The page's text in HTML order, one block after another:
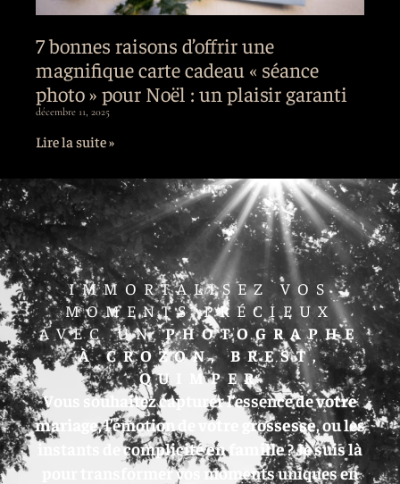
7 bonnes raisons d’offrir une
magnifique carte cadeau « séance
photo » pour Noël : un plaisir garanti
décembre 11, 2025
Lire la suite »
IMMORTALISEZ VOS
MOMENTS PRÉCIEUX
AVEC UNPHOTOGRAPHE
À CROZON, BREST,
QUIMPER
Vous souhaitez capturer l’essence devotre
mariage, l’émotion de votre grossesse, ou les
instants de complicitéen famille? Je suis là
pour transformer vos moments uniques en